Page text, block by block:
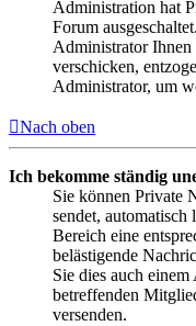
Administration hat
Forum
Administrator Ihnen
verschicken,
Administrator, um
Nach oben
Ich bekomme ständig
Sie können Private
sendet,
Bereich eine
belästigende
Sie dies auch
betreffenden
versenden.